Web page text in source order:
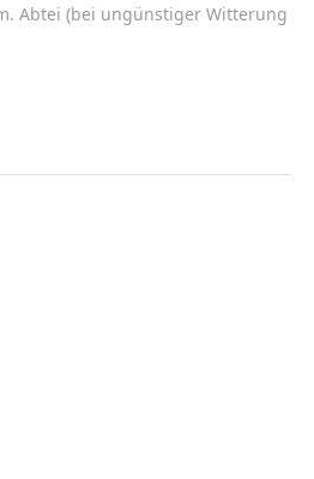
Abtei (bei ungünstiger Witterung